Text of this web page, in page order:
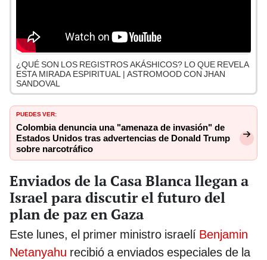
¿QUÉ SON LOS REGISTROS AKÁSHICOS? LO QUE REVELA
ESTA MIRADA ESPIRITUAL | ASTROMOOD CON JHAN
SANDOVAL
PUEDES VER:
Colombia denuncia una "amenaza de invasión" de
Estados Unidos tras advertencias de Donald Trump
sobre narcotráfico
Enviados de la Casa Blanca llegan a
Israel para discutir el futuro del
plan de paz en Gaza
Este lunes, el primer ministro israelí Benjamin
Netanyahu recibió a enviados especiales de la